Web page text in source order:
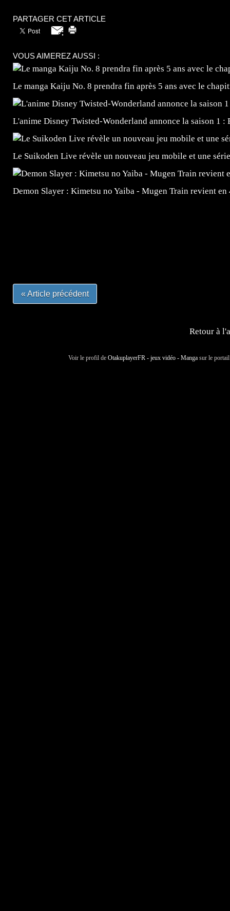
PARTAGER CET ARTICLE
VOUS AIMEREZ AUSSI :
Le manga Kaiju No. 8 prendra fin après 5 ans avec le
L'anime Disney Twisted-Wonderland annonce la saison 1
Le Suikoden Live révèle un nouveau jeu mobile et une
Demon Slayer : Kimetsu no Yaiba - Mugen Train revient en
« Article précédent
Retour à
Voir le profil de OtakuplayerFR - jeux vidéo - Manga sur le